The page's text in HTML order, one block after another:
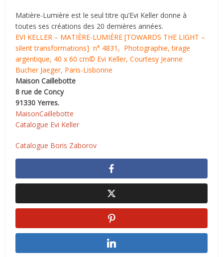
Matière-Lumière est le seul titre qu’Evi Keller donne à
toutes ses créations des 20 dernières années.
EVI KELLER – MATIÈRE-LUMIÈRE [TOWARDS THE LIGHT –
silent transformations] n° 4831, Photographie, tirage
argentique, 40 x 60 cm© Evi Keller, Courtesy Jeanne
Bucher Jaeger, Paris-Lisbonne
Maison Caillebotte
8 rue de Concy
91330 Yerres.
MaisonCaillebotte
Catalogue Evi Keller
Catalogue Boris Zaborov